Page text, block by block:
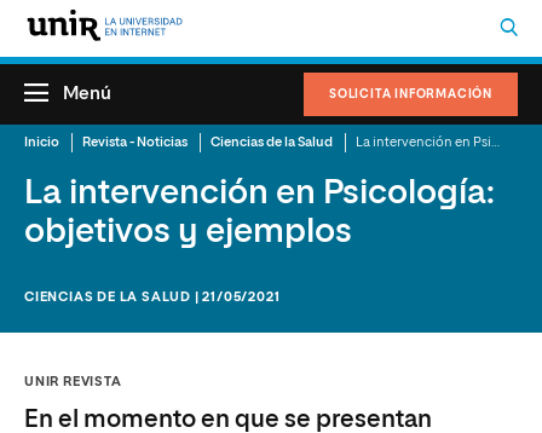
SOLICITA INFORMACIÓN
Menú
Inicio Revista - Noticias Ciencias de la Salud
La intervención en Psicología:
objetivos y ejemplos
CIENCIAS DE LA SALUD | 21/05/2021
UNIR REVISTA
En el momento en que se presentan